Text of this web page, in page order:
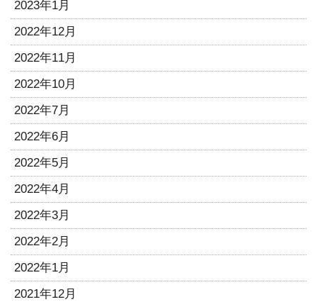
2023年1月
2022年12月
2022年11月
2022年10月
2022年7月
2022年6月
2022年5月
2022年4月
2022年3月
2022年2月
2022年1月
2021年12月